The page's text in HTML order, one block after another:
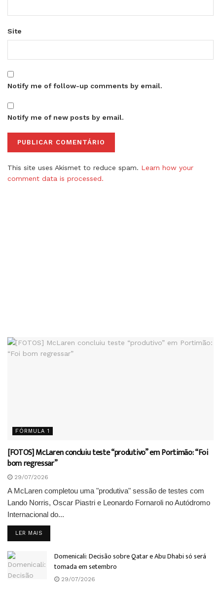
Site
Notify me of follow-up comments by email.
Notify me of new posts by email.
This site uses Akismet to reduce spam. Learn how your
comment data is processed.
FÓRMULA 1
[FOTOS] McLaren concluiu teste “produtivo” em Portimão: “Foi
bom regressar”
29/07/2026
A McLaren completou uma "produtiva" sessão de testes com
Lando Norris, Oscar Piastri e Leonardo Fornaroli no Autódromo
Internacional do...
LER MAIS
Domenicali: Decisão sobre Qatar e Abu Dhabi só será
tomada em setembro
29/07/2026